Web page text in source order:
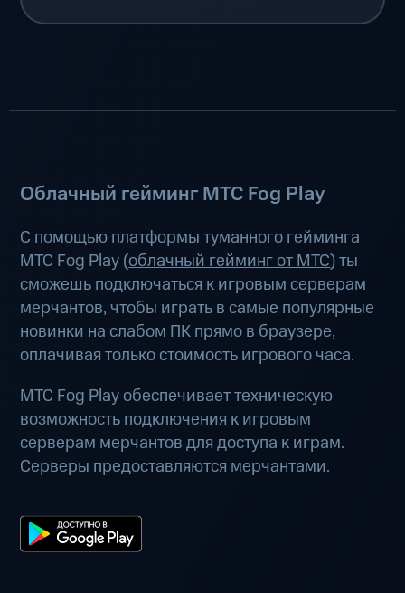
Облачный гейминг МТС Fog Play
С помощью платформы туманного гейминга
МТС Fog Play (облачный гейминг от МТС) ты
сможешь подключаться к игровым серверам
мерчантов, чтобы играть в самые популярные
новинки на слабом ПК прямо в браузере,
оплачивая только стоимость игрового часа.
МТС Fog Play обеспечивает техническую
возможность подключения к игровым
серверам мерчантов для доступа к играм.
Серверы предоставляются мерчантами.